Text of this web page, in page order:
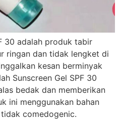
30 adalah produk tabir
ringan dan tidak lengket di
kesan berminyak
Sunscreen Gel SPF 30
bedak dan memberikan
ini menggunakan bahan
comedogenic.